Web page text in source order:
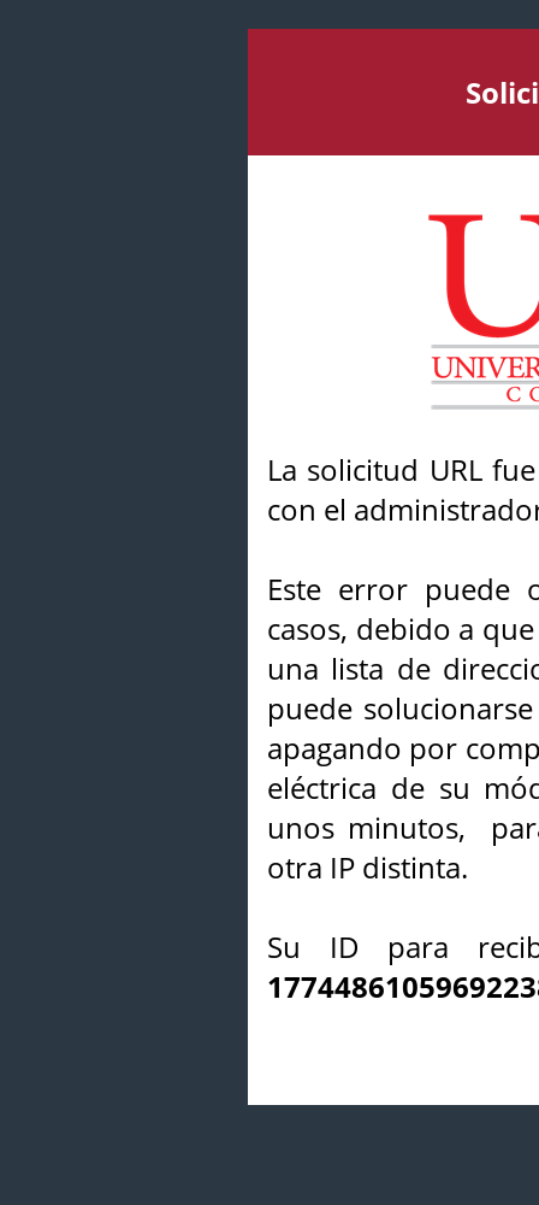
La solicitud URL
con el
Este error puede
casos, debido a
una lista de
puede
apagando por
eléctrica de su
unos minutos,
otra IP distinta.
Su ID para